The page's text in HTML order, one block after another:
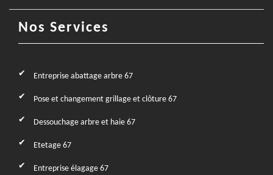
Nos Services
Entreprise abattage arbre 67
Pose et changement grillage et clôture 67
Dessouchage arbre et haie 67
Etetage 67
Entreprise élagage 67